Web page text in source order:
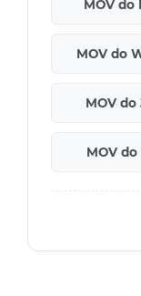
MOV do
MOV do
MOV do
MOV do